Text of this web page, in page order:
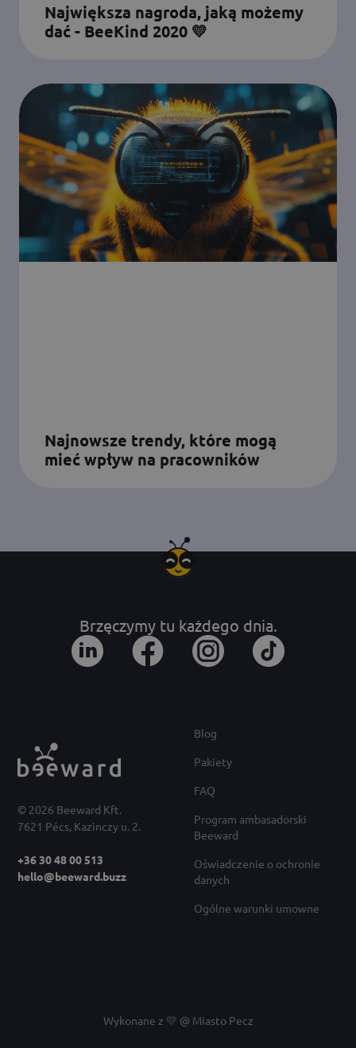
Największa nagroda, jaką możemy
dać - BeeKind 2020 💛
Najnowsze trendy, które mogą
mieć wpływ na pracowników
© 2026 Beeward Kft.
7621 Pécs, Kazinczy u. 2.
+36 30 48 00 513
hello@beeward.buzz
Brzęczymy tu każdego dnia.
Blog
Pakiety
FAQ
Program ambasadorski
Beeward
Oświadczenie o ochronie
danych
Ogólne warunki umowne
Wykonane z 💛 @ Miasto Pecz